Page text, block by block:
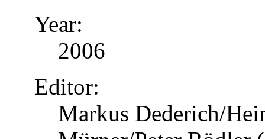
Year:
2006
Editor:
Markus Dederich/